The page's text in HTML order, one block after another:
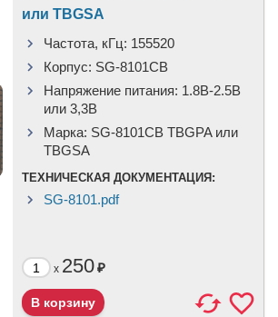
или TBGSA
Частота, кГц: 155520
Корпус: SG-8101CB
Напряжение питания: 1.8В-2.5B
или 3,3B
Марка: SG-8101CB TBGPA или
TBGSA
ТЕХНИЧЕСКАЯ ДОКУМЕНТАЦИЯ:
SG-8101.pdf
x 250₽